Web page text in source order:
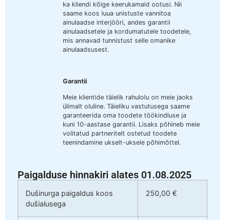
ka kliendi kõige keerukamaid ootusi. Nii
saame koos luua unistuste vannitoa
ainulaadse interjööri, andes garantii
ainulaadsetele ja kordumatutele toodetele,
mis annavad tunnistust selle omanike
ainulaadsusest.
Garantii
Meie klientide täielik rahulolu on meie jaoks
ülimalt oluline. Täieliku vastutusega saame
garanteerida oma toodete töökindluse ja
kuni 10-aastase garantii. Lisaks põhineb meie
volitatud partneritelt ostetud toodete
teenindamine ukselt-uksele põhimõttel.
Paigalduse hinnakiri alates 01.08.2025
Dušinurga paigaldus koos
dušialusega
250,00 €